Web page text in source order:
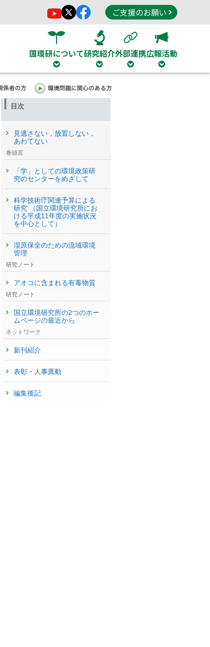
ご支援のお願い
国環研について研究紹介外部連携広報活動
目次
見逃さない，放置しない，
あわてない
巻頭言
「学」としての環境政策研
究のセンターをめざして
科学技術庁関連予算による
研究 （国立環境研究所にお
ける平成11年度の実施状況
を中心として）
湿原保全のための流域環境
管理
研究ノート
アオコに含まれる有毒物質
研究ノート
国立環境研究所の2つのホー
ムページの最近から
ネットワーク
新刊紹介
表彰・人事異動
編集後記